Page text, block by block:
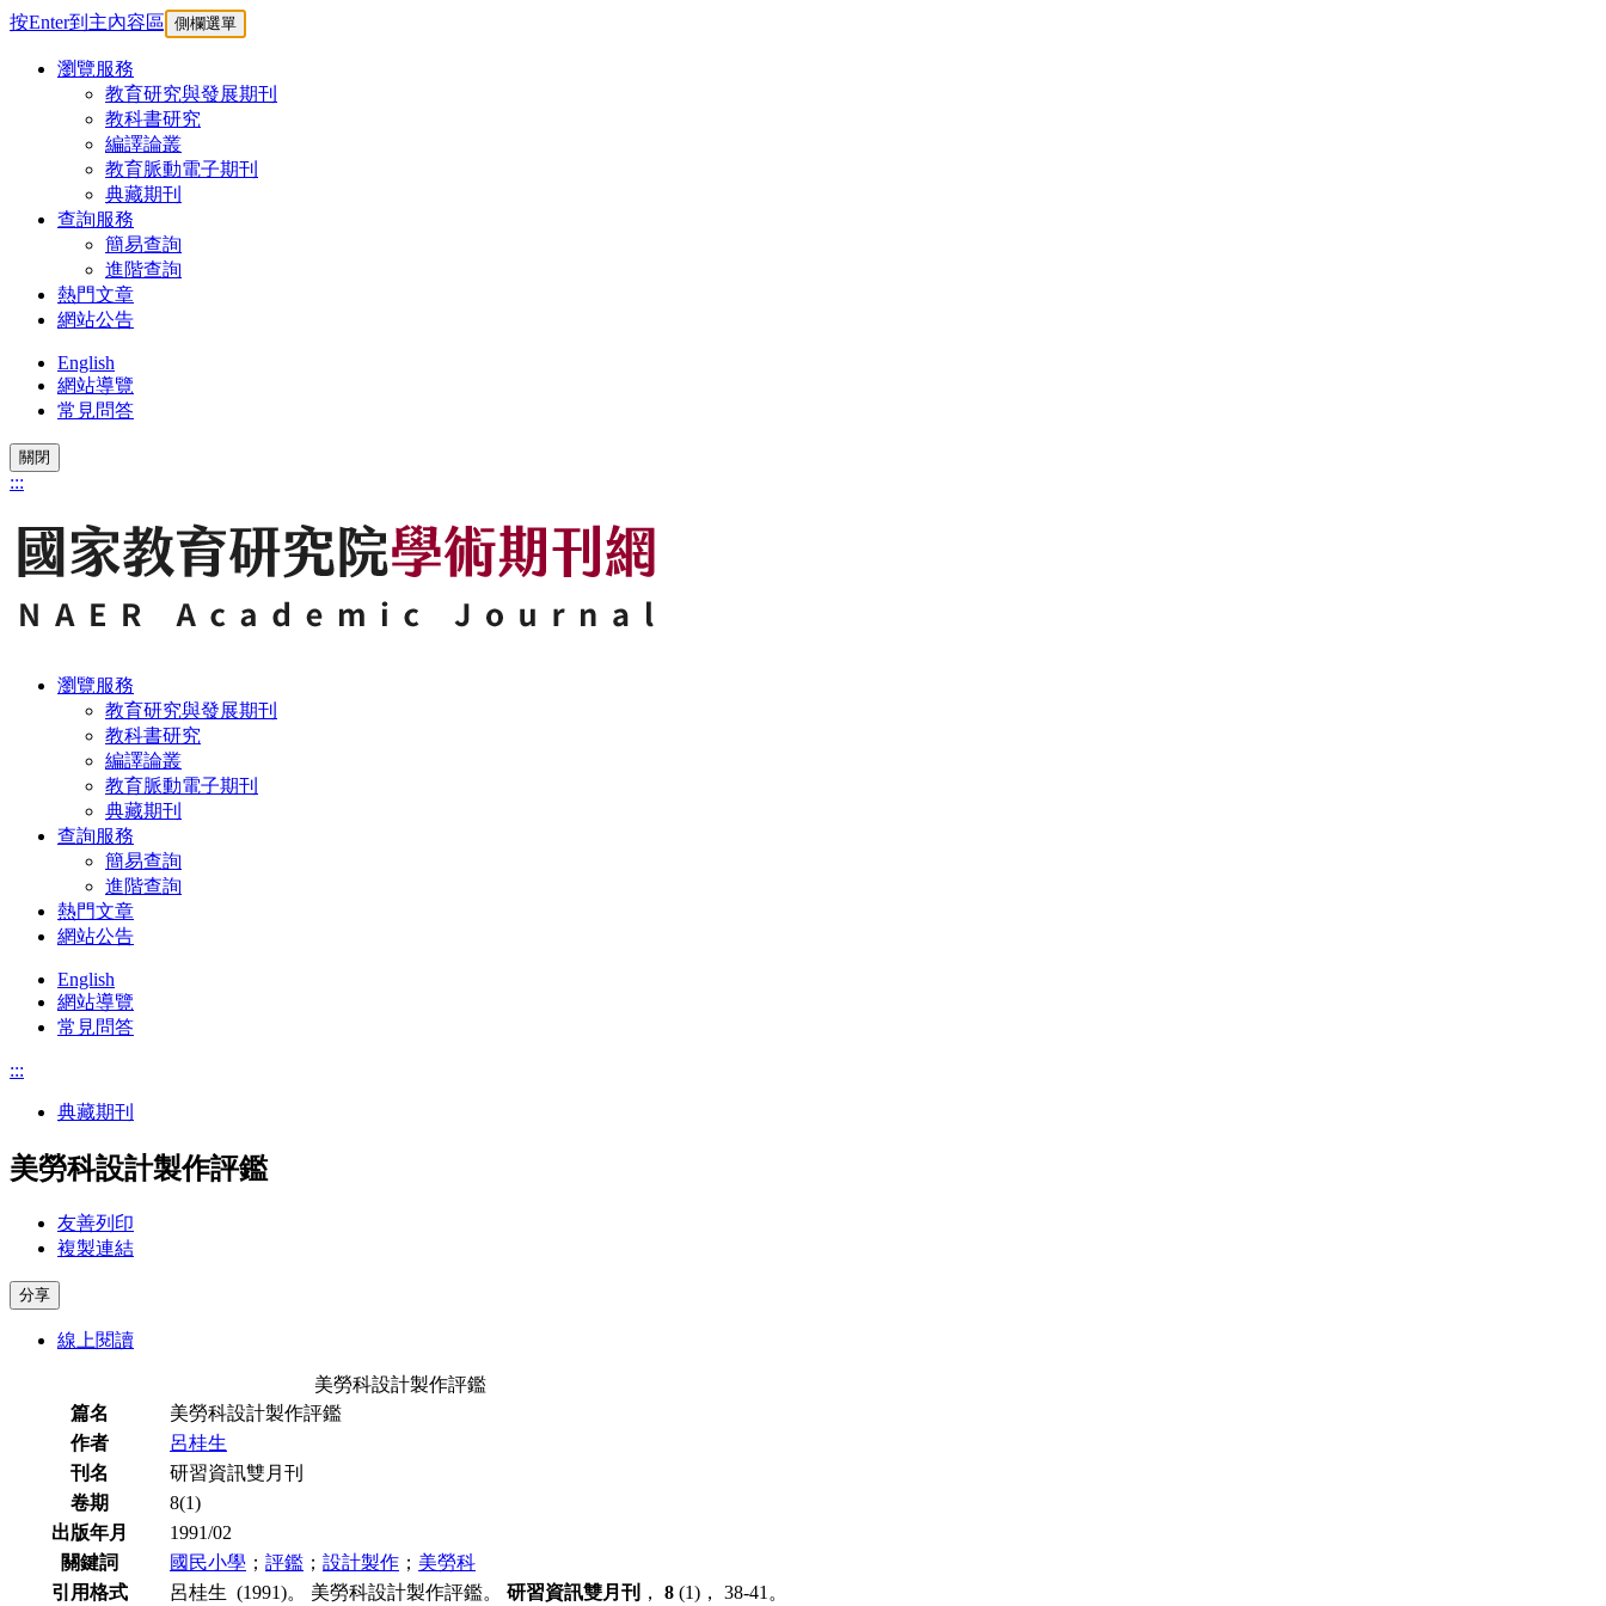
按Enter到主內容區 側欄選單
瀏覽服務
教育研究與發展期刊
教科書研究
編譯論叢
教育脈動電子期刊
典藏期刊
查詢服務
簡易查詢
進階查詢
熱門文章
網站公告
English
網站導覽
常見問答
關閉
:::
瀏覽服務
教育研究與發展期刊
教科書研究
編譯論叢
教育脈動電子期刊
典藏期刊
查詢服務
簡易查詢
進階查詢
熱門文章
網站公告
English
網站導覽
常見問答
:::
典藏期刊
美勞科設計製作評鑑
友善列印
複製連結
分享
線上閱讀
美勞科設計製作評鑑
篇名
美勞科設計製作評鑑
作者
呂桂生
刊名
研習資訊雙月刊
卷期
8(1)
出版年月
1991/02
關鍵詞
國民小學 ； 評鑑 ； 設計製作 ； 美勞科
引用格式
呂桂生 (1991)。 美勞科設計製作評鑑。 研習資訊雙月刊 ， 8 (1)， 38-41。